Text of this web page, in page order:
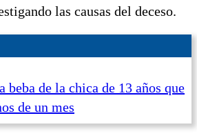
las causas del deceso.
de la chica de 13 años que
de un mes